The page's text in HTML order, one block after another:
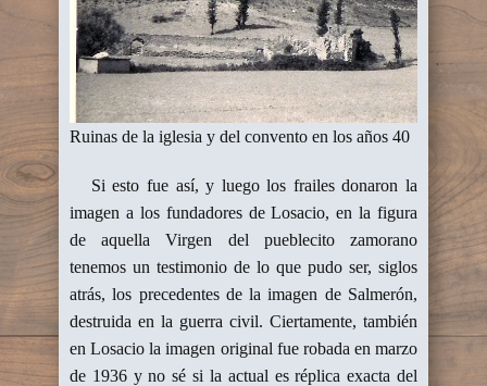
Ruinas de la iglesia y del convento en los años 40
Si esto fue así, y luego los frailes donaron la
imagen a los fundadores de Losacio, en la figura
de aquella Virgen del pueblecito zamorano
tenemos un testimonio de lo que pudo ser, siglos
atrás, los precedentes de la imagen de Salmerón,
destruida en la guerra civil. Ciertamente, también
en Losacio la imagen original fue robada en marzo
de 1936 y no sé si la actual es réplica exacta del